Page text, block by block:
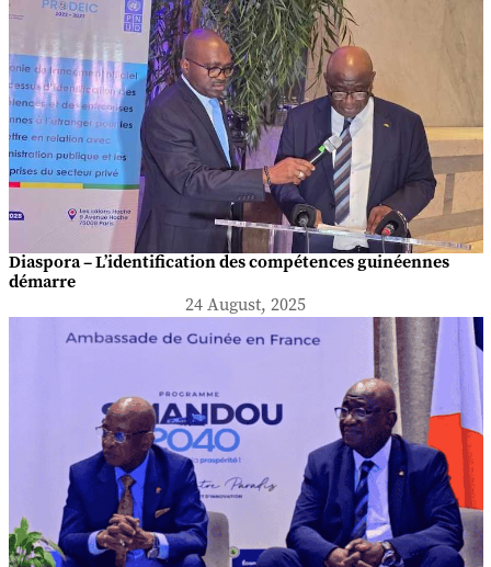
Diaspora – L’identification des compétences guinéennes
démarre
24 August, 2025